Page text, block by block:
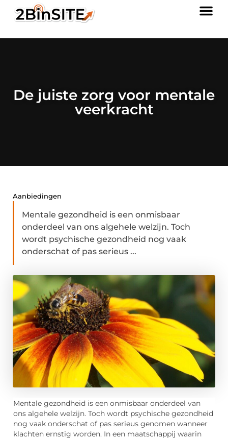
De juiste zorg voor mentale
veerkracht
Aanbiedingen
Mentale gezondheid is een onmisbaar
onderdeel van ons algehele welzijn. Toch
wordt psychische gezondheid nog vaak
onderschat of pas serieus ...
Mentale gezondheid is een onmisbaar onderdeel van
ons algehele welzijn. Toch wordt psychische gezondheid
nog vaak onderschat of pas serieus genomen wanneer
klachten ernstig worden. In een maatschappij waarin